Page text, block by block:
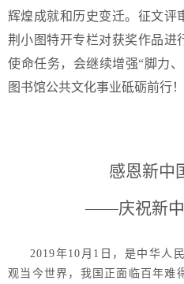
辉煌成就和历史变迁。征文评
荆小图特开专栏对获奖作品进
使命任务，会继续增强“脚力
图书馆公共文化事业砥砺前行！
感恩新中
——庆祝新中
2019年10月1日，是中华人
观当今世界，我国正面临百年难